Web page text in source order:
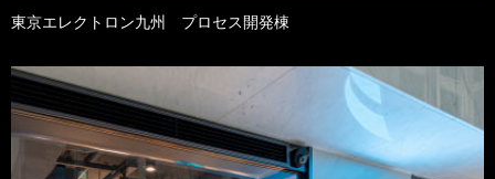
東京エレクトロン九州 プロセス開発棟